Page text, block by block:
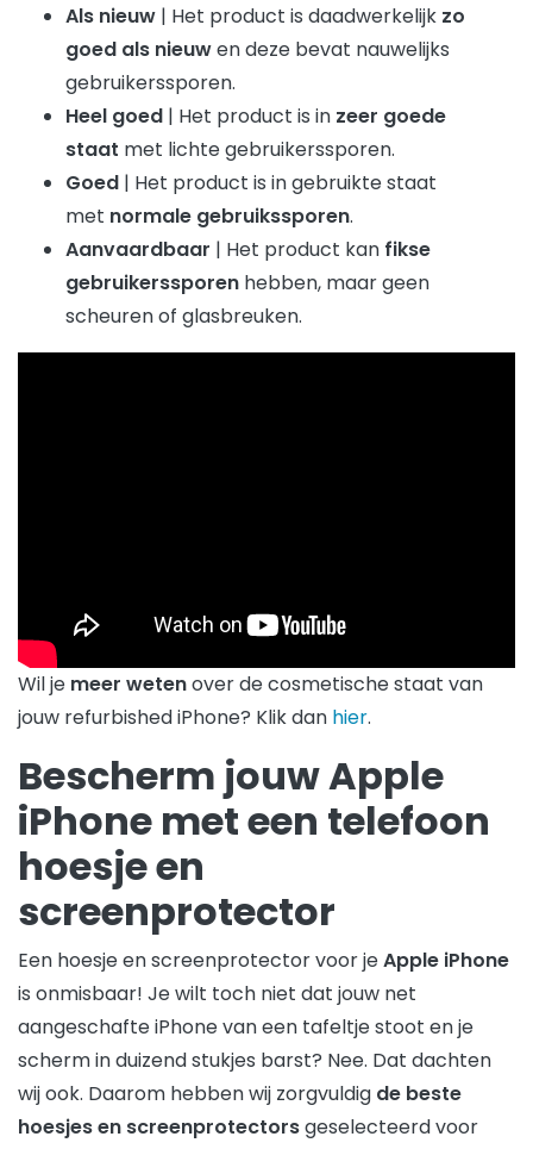
Als nieuw | Het product is daadwerkelijk zo
goed als nieuwen deze bevat nauwelijks
gebruikerssporen.
Heel goed | Het product is in zeer goede
staat met lichte gebruikerssporen.
Goed | Het product is in gebruikte staat
met normale gebruikssporen.
Aanvaardbaar | Het product kan fikse
gebruikerssporen hebben, maar geen
scheuren of glasbreuken.
Wil je meer wetenover de cosmetische staat van
jouw refurbished iPhone? Klik dan hier.
Bescherm jouw Apple
iPhone met een telefoon
hoesje en
screenprotector
Een hoesje en screenprotector voor jeApple iPhone
is onmisbaar! Je wilt toch niet dat jouw net
aangeschafte iPhone van een tafeltje stoot en je
scherm in duizend stukjes barst? Nee. Dat dachten
wij ook. Daarom hebben wij zorgvuldig de beste
hoesjes en screenprotectorsgeselecteerd voor